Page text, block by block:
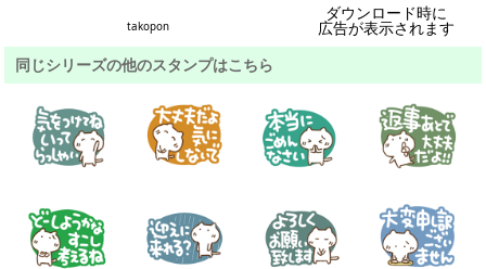
takopon
ダウンロード時に
広告が表示されます
同じシリーズの他のスタンプはこちら